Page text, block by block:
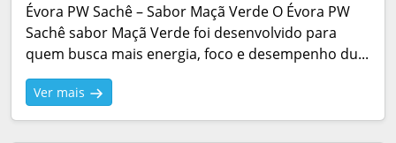
Évora PW Sachê – Sabor Maçã Verde O Évora PW
Sachê sabor Maçã Verde foi desenvolvido para
quem busca mais energia, foco e desempenho du...
Ver mais